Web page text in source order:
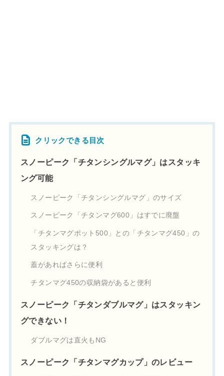
クリックできる目次
スノーピーク「チタンシングルマグ」はスタッキ
ング可能
スノーピーク「チタンシングルマグ」のサイズ
スノーピーク「チタンマグ600」はすでに廃盤
「チタンマグポット500」との「チタンマグ450」の
スタッキングは？
蓋があればさらに便利
チタンマグ450の収納袋があると便利
スノーピーク「チタンダブルマグ」はスタッキン
グできない！
ダブルマグは直火もNG
スノーピーク「チタンマグカップ」のレビュー